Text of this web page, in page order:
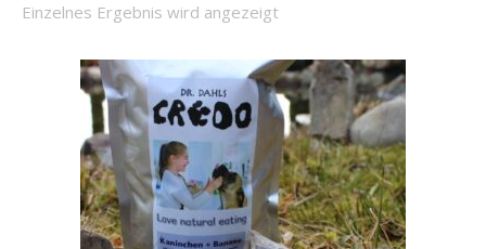
Einzelnes Ergebnis wird angezeigt